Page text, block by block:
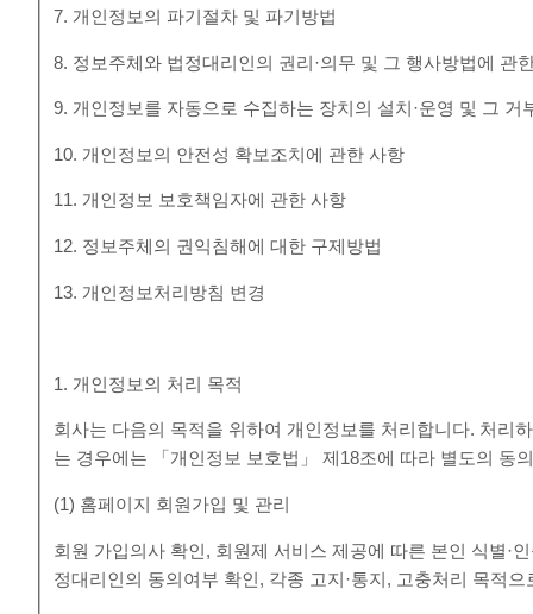
7. 개인정보의 파기절차 및 파기방법
8. 정보주체와 법정대리인의 권리·의무 및 그 행사방법에 관
9. 개인정보를 자동으로 수집하는 장치의 설치·운영 및 그 거
10. 개인정보의 안전성 확보조치에 관한 사항
11. 개인정보 보호책임자에 관한 사항
12. 정보주체의 권익침해에 대한 구제방법
13. 개인정보처리방침 변경
1. 개인정보의 처리 목적
회사는 다음의 목적을 위하여 개인정보를 처리합니다. 처리
는 경우에는 「개인정보 보호법」 제18조에 따라 별도의 동
(1) 홈페이지 회원가입 및 관리
회원 가입의사 확인, 회원제 서비스 제공에 따른 본인 식별·
정대리인의 동의여부 확인, 각종 고지·통지, 고충처리 목적